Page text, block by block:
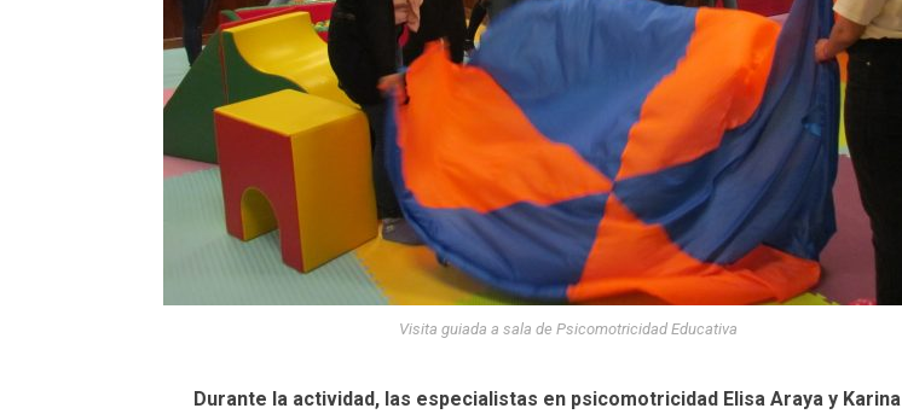
Visita guiada a sala de Psicomotricidad Educativa
Durante la actividad, las especialistas en psicomotricidad Elisa Araya y Karina